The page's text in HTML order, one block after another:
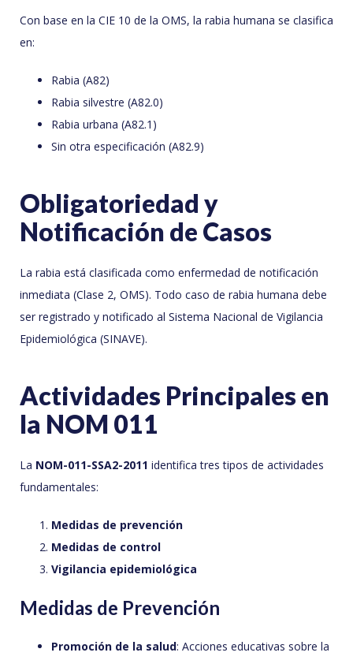
Con base en la CIE 10 de la OMS, la rabia humana se clasifica
en:
Rabia (A82)
Rabia silvestre (A82.0)
Rabia urbana (A82.1)
Sin otra especificación (A82.9)
Obligatoriedad y
Notificación de Casos
La rabia está clasificada como enfermedad de notificación
inmediata (Clase 2, OMS). Todo caso de rabia humana debe
ser registrado y notificado al Sistema Nacional de Vigilancia
Epidemiológica (SINAVE).
Actividades Principales en
la NOM 011
La NOM-011-SSA2-2011 identifica tres tipos de actividades
fundamentales:
Medidas de prevención
Medidas de control
Vigilancia epidemiológica
Medidas de Prevención
Promoción de la salud: Acciones educativas sobre la